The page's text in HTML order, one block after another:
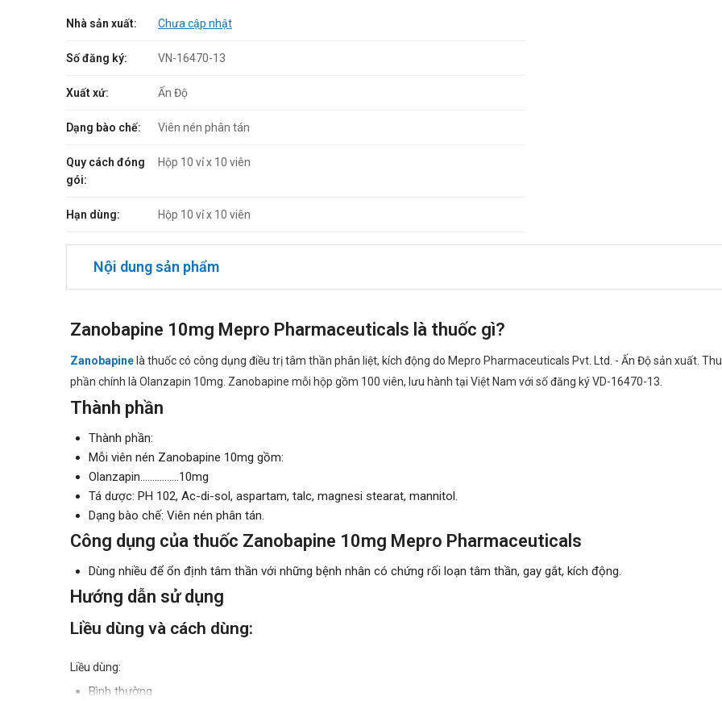
Nhà sản xuất: Chưa cập nhật
Số đăng ký: VN-16470-13
Xuất xứ: Ấn Độ
Dạng bào chế: Viên nén phân tán
Quy cách đóng
gói:
Hộp 10 vỉ x 10 viên
Hạn dùng: Hộp 10 vỉ x 10 viên
Nội dung sản phẩm
Zanobapine 10mg Mepro Pharmaceuticals là thuốc gì?
Zanobapine là thuốc có công dụng điều trị tâm thần phân liệt, kích động do Mepro Pharmaceuticals Pvt. Ltd. - Ấn Độ sản xuất.
phần chính là Olanzapin 10mg. Zanobapine mỗi hộp gồm 100 viên, lưu hành tại Việt Nam với số đăng ký VD-16470-13.
Thành phần
Thành phần:
Mỗi viên nén Zanobapine 10mg gồm:
Olanzapin…………….10mg
Tá dược: PH 102, Ac-di-sol, aspartam, talc, magnesi stearat, mannitol.
Dạng bào chế: Viên nén phân tán.
Công dụng của thuốc Zanobapine 10mg Mepro Pharmaceuticals
Dùng nhiều để ổn định tâm thần với những bệnh nhân có chứng rối loạn tâm thần, gay gắt, kích động.
Hướng dẫn sử dụng
Liều dùng và cách dùng:
Liều dùng:
Bình thường